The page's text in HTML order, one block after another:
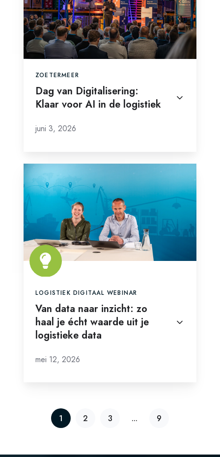
voor
AI
in
de
logistiek
ZOETERMEER
Dag van Digitalisering:
Klaar voor AI in de logistiek
juni 3, 2026
data
naar
inzicht:
zo
haal
je
écht
waarde
logistieke
data
LOGISTIEK DIGITAAL WEBINAR
Van data naar inzicht: zo
haal je écht waarde uit je
logistieke data
mei 12, 2026
1 2 3 ... 9